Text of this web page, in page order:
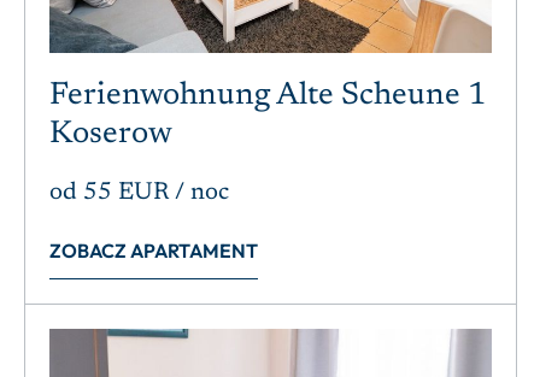
Ferienwohnung Alte Scheune 1
Koserow
od 55 EUR/ noc
ZOBACZ APARTAMENT